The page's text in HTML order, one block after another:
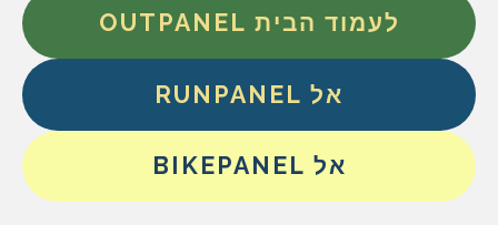
לעמוד הבית OUTPANEL
אל RUNPANEL
אל BIKEPANEL